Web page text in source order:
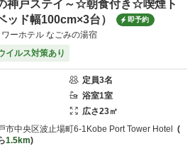
神戸ステイ～☆朝食付き☆喫煙ト
ッド幅100cm×3台）
即予約
ーホテル なごみの湯宿
イルス対策あり
定員3名
浴室1室
広さ23㎡
市中央区波止場町6-1 Kobe Port Tower Hotel
1.5km